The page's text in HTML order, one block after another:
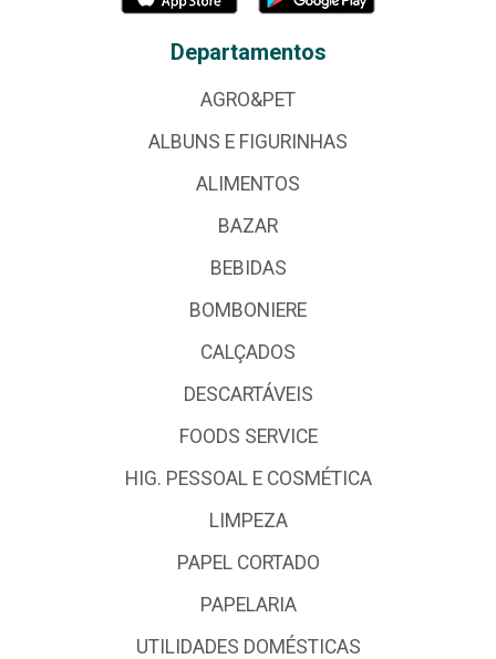
Departamentos
AGRO&PET
ALBUNS E FIGURINHAS
ALIMENTOS
BAZAR
BEBIDAS
BOMBONIERE
CALÇADOS
DESCARTÁVEIS
FOODS SERVICE
HIG. PESSOAL E COSMÉTICA
LIMPEZA
PAPEL CORTADO
PAPELARIA
UTILIDADES DOMÉSTICAS